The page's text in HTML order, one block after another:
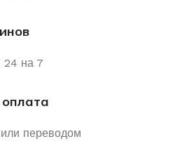
24 на 7
переводом